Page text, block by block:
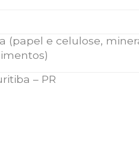
(papel e celulose,
– PR